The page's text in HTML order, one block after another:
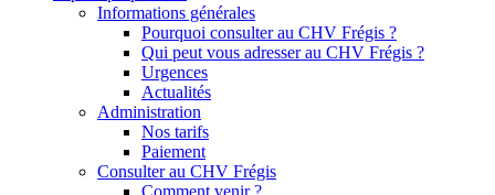
Informations générales
Pourquoi consulter au CHV Frégis ?
Qui peut vous adresser au CHV Frégis ?
Urgences
Actualités
Administration
Nos tarifs
Paiement
Consulter au CHV Frégis
Comment venir ?